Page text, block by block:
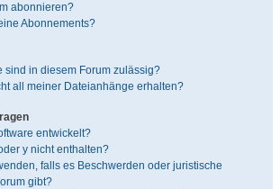
abonnieren?
Abonnements?
sind in diesem Forum zulässig?
all meiner Dateianhänge erhalten?
entwickelt?
y nicht enthalten?
falls es Beschwerden oder juristische
gibt?